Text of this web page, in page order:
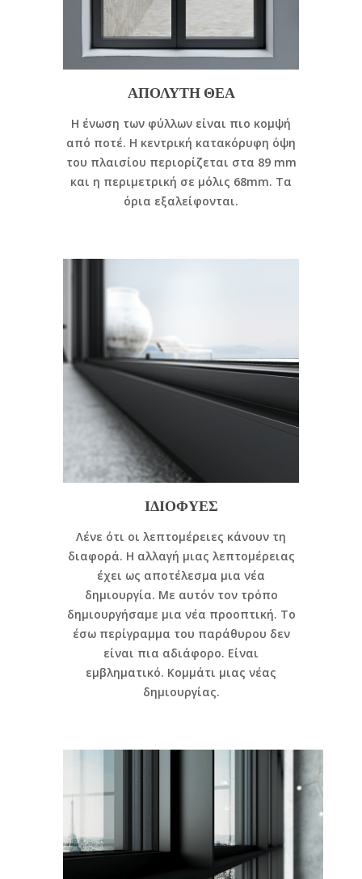
ΑΠΟΛΥΤΗ ΘΕΑ
H ένωση των φύλλων είναι πιο κομψή
από ποτέ. Η κεντρική κατακόρυφη όψη
του πλαισίου περιορίζεται στα 89 mm
και η περιμετρική σε μόλις 68mm. Τα
όρια εξαλείφονται.
ΙΔΙΟΦΥΕΣ
Λένε ότι οι λεπτομέρειες κάνουν τη
διαφορά. Η αλλαγή μιας λεπτομέρειας
έχει ως αποτέλεσμα μια νέα
δημιουργία. Με αυτόν τον τρόπο
δημιουργήσαμε μια νέα προοπτική. Το
έσω περίγραμμα του παράθυρου δεν
είναι πια αδιάφορο. Είναι
εμβληματικό. Κομμάτι μιας νέας
δημιουργίας.